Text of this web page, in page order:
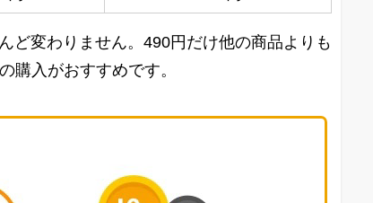
ど変わりません。490円だけ他の商品よりも
購入がおすすめです。